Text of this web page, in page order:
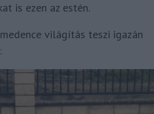
is ezen az estén.
világítás teszi igazán
: